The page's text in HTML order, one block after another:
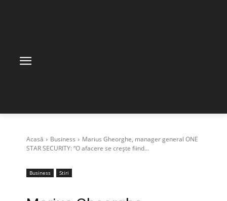
Acasă Business
Marius Gheorghe, manager general ONE
STAR SECURITY: “O afacere se crește fiind...
Business Stiri